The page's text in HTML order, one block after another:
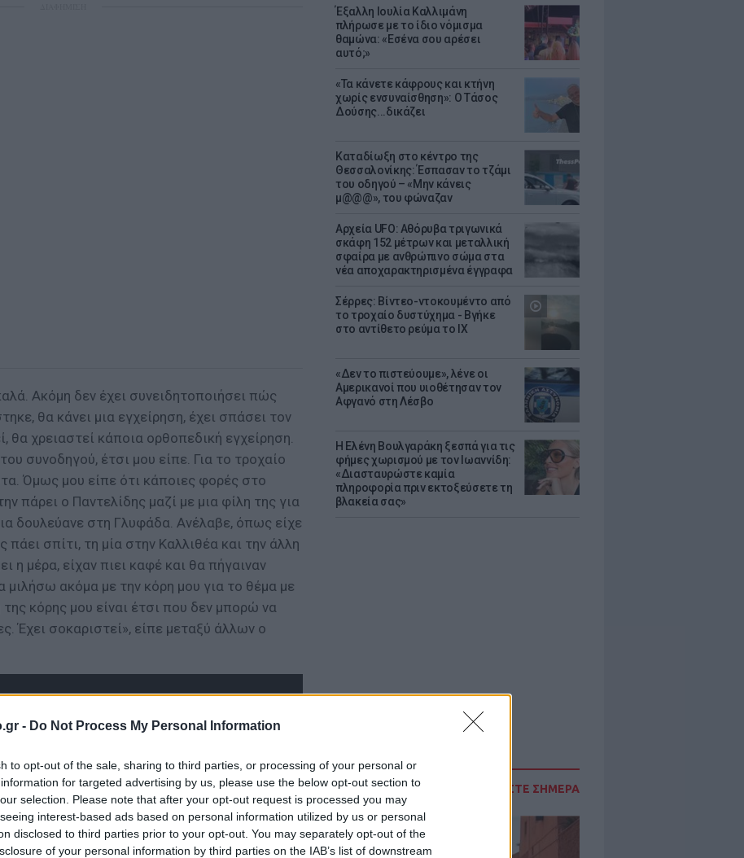
- Do Not Process My Personal Information
to opt-out of the sale, sharing to third parties, or processing of your personal or
for targeted advertising by us, please use the below opt-out section to
selection. Please note that after your opt-out request is processed you may
interest-based ads based on personal information utilized by us or personal
disclosed to third parties prior to your opt-out. You may separately opt-out of the
of your personal information by third parties on the IAB’s list of downstream
Έξαλλη Ιουλία Καλλιμάνη
πλήρωσε με το ίδιο νόμισμα
θαμώνα: «Εσένα σου αρέσει
αυτό;»
«Τα κάνετε κάφρους και κτήνη
χωρίς ενσυναίσθηση»: Ο Τάσος
Δούσης...δικάζει
Καταδίωξη στο κέντρο της
Θεσσαλονίκης: Έσπασαν το τζάμι
του οδηγού – «Μην κάνεις
μ@@@», του φώναζαν
Αρχεία UFO: Αθόρυβα τριγωνικά
σκάφη 152 μέτρων και μεταλλική
σφαίρα με ανθρώπινο σώμα στα
νέα αποχαρακτηρισμένα έγγραφα
Σέρρες: Βίντεο-ντοκουμέντο από
το τροχαίο δυστύχημα - Βγήκε
στο αντίθετο ρεύμα το ΙΧ
«Δεν το πιστεύουμε», λένε οι
Αμερικανοί που υιοθέτησαν τον
Αφγανό στη Λέσβο
Η Ελένη Βουλγαράκη ξεσπά για τις
φήμες χωρισμού με τον Ιωαννίδη:
«Διασταυρώστε καμία
πληροφορία πριν εκτοξεύσετε τη
βλακεία σας»
ΔΙΑΒΑΣΤΕ ΣΗΜΕΡΑ
Ακόμη δεν έχει συνειδητοποιήσει πώς
θα κάνει μια εγχείρηση, έχει σπάσει τον
θα χρειαστεί κάποια ορθοπεδική εγχείρηση.
συνοδηγού, έτσι μου είπε. Για το τροχαίο
Όμως μου είπε ότι κάποιες φορές στο
πάρει ο Παντελίδης μαζί με μια φίλη της για
δουλεύανε στη Γλυφάδα. Ανέλαβε, όπως είχε
πάει σπίτι, τη μία στην Καλλιθέα και την άλλη
η μέρα, είχαν πιει καφέ και θα πήγαιναν
μιλήσω ακόμα με την κόρη μου για το θέμα με
κόρης μου είναι έτσι που δεν μπορώ να
Έχει σοκαριστεί», είπε μεταξύ άλλων ο